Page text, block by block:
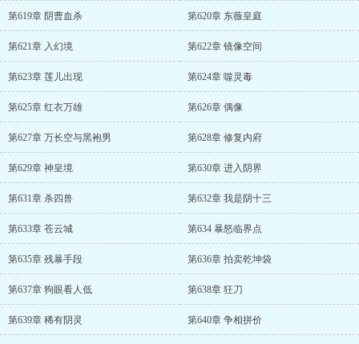
第619章 阴曹血杀 第620章 东薇皇庭
第621章 入幻境 第622章 镜像空间
第623章 莲儿出现 第624章 噬灵毒
第625章 红衣万雄 第626章 偶像
第627章 万长空与黑袍男 第628章 修复内府
第629章 神皇境 第630章 进入阴界
第631章 杀四兽 第632章 我是阴十三
第633章 苍云城 第634 暴怒临界点
第635章 残暴手段 第636章 拍卖乾坤袋
第637章 狗眼看人低 第638章 狂刀
第639章 稀有阴灵 第640章 争相拼价